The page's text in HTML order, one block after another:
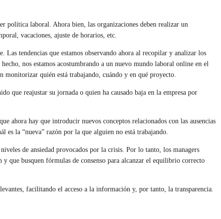
política laboral. Ahora bien, las organizaciones deben realizar un
vacaciones, ajuste de horarios, etc.
Las tendencias que estamos observando ahora al recopilar y analizar los
nos estamos acostumbrando a un nuevo mundo laboral online en el
monitorizar quién está trabajando, cuándo y en qué proyecto.
que reajustar su jornada o quien ha causado baja en la empresa por
ahora hay que introducir nuevos conceptos relacionados con las ausencias
la “nueva” razón por la que alguien no está trabajando.
de ansiedad provocados por la crisis. Por lo tanto, los managers
que busquen fórmulas de consenso para alcanzar el equilibrio correcto
facilitando el acceso a la información y, por tanto, la transparencia.